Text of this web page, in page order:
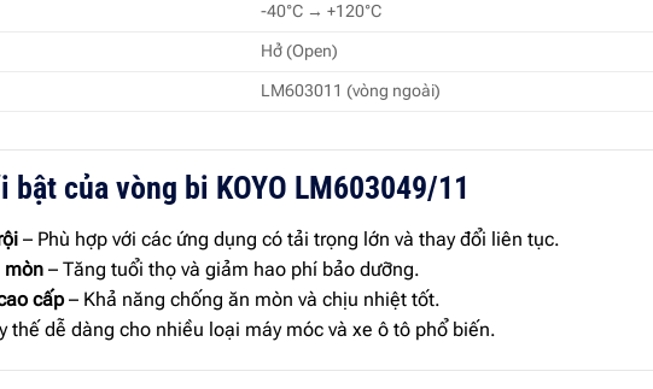
-40°C → +120°C
Hở (Open)
LM603011 (vòng ngoài)
của vòng bi KOYO LM603049/11
– Phù hợp với các ứng dụng có tải trọng lớn và thay đổi liên tục.
mòn – Tăng tuổi thọ và giảm hao phí bảo dưỡng.
cấp– Khả năng chống ăn mòn và chịu nhiệt tốt.
thế dễ dàng cho nhiều loại máy móc và xe ô tô phổ biến.